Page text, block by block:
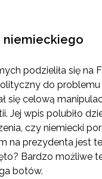
niemieckiego
podzieliła się
do
się celową
Jej wpis polubiło
czy niemiecki
na prezydenta jest
Bardzo możliwe
botów.